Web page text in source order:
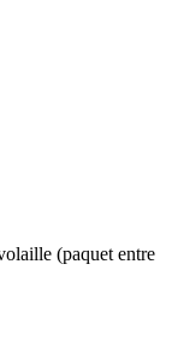
(paquet entre